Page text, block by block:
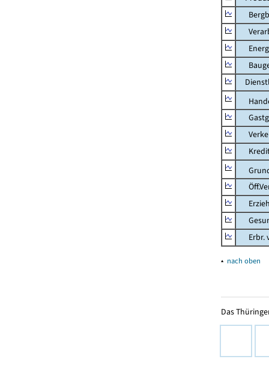
Erbr.
▴ nach oben
Das